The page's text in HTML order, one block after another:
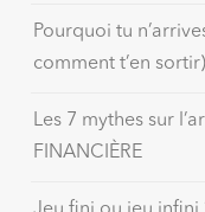
Pourquoi tu
comment t’en sortir)
Les 7 mythes sur
FINANCIÈRE